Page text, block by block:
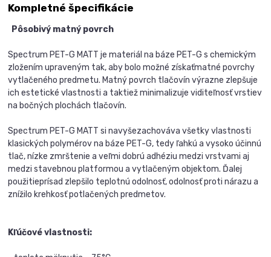
Kompletné špecifikácie
Pôsobivý matný povrch
Spectrum PET-G MATT je materiál na báze PET-G s chemickým
zložením upraveným tak, aby bolo možné získaťmatné povrchy
vytlačeného predmetu. Matný povrch tlačovín výrazne zlepšuje
ich estetické vlastnosti a taktiež minimalizuje viditeľnosť vrstiev
na bočných plochách tlačovín.
Spectrum PET-G MATT si navyšezachováva všetky vlastnosti
klasických polymérov na báze PET-G, tedy ľahkú a vysoko účinnú
tlač, nízke zmrštenie a veľmi dobrú adhéziu medzi vrstvami aj
medzi stavebnou platformou a vytlačeným objektom. Ďalej
použitieprísad zlepšilo teplotnú odolnosť, odolnosť proti nárazu a
znížilo krehkosť potlačených predmetov.
Kľúčové vlastnosti: